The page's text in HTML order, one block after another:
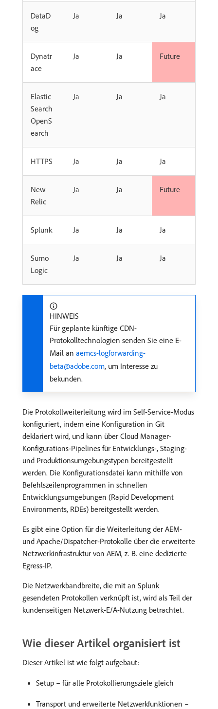
DataD
og
Ja Ja Ja
Dynatr
ace
Ja Ja Future
Elastic
Search
OpenS
earch
Ja Ja Ja
HTTPS Ja Ja Ja
New
Relic
Ja Ja Future
Splunk Ja Ja Ja
Sumo
Logic
Ja Ja Ja
HINWEIS
Für geplante künftige CDN-
Protokolltechnologien senden Sie eine E-
Mail an aemcs-logforwarding-
beta@adobe.com, um Interesse zu
bekunden.
Die Protokollweiterleitung wird im Self-Service-Modus
konfiguriert, indem eine Konfiguration in Git
deklariert wird, und kann über Cloud Manager-
Konfigurations-Pipelines für Entwicklungs-, Staging-
und Produktionsumgebungstypen bereitgestellt
werden. Die Konfigurationsdatei kann mithilfe von
Befehlszeilenprogrammen in schnellen
Entwicklungsumgebungen (Rapid Development
Environments, RDEs) bereitgestellt werden.
Es gibt eine Option für die Weiterleitung der AEM-
und Apache/Dispatcher-Protokolle über die erweiterte
Netzwerkinfrastruktur von AEM, z. B. eine dedizierte
Egress-IP.
Die Netzwerkbandbreite, die mit an Splunk
gesendeten Protokollen verknüpft ist, wird als Teil der
kundenseitigen Netzwerk-E/A-Nutzung betrachtet.
Wie dieser Artikel organisiert ist
Dieser Artikel ist wie folgt aufgebaut:
Setup – für alle Protokollierungsziele gleich
Transport und erweiterte Netzwerkfunktionen –